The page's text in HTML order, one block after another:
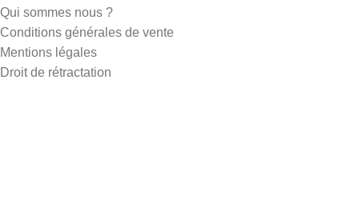
Qui sommes nous ?
Conditions générales de vente
Mentions légales
Droit de rétractation